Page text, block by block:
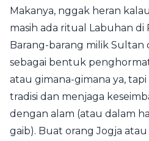
Makanya, nggak heran
masih ada ritual Labuhan di
Barang-barang milik
sebagai bentuk
atau gimana-gimana ya,
tradisi dan menjaga
dengan alam (atau dalam
gaib). Buat orang Jogja atau